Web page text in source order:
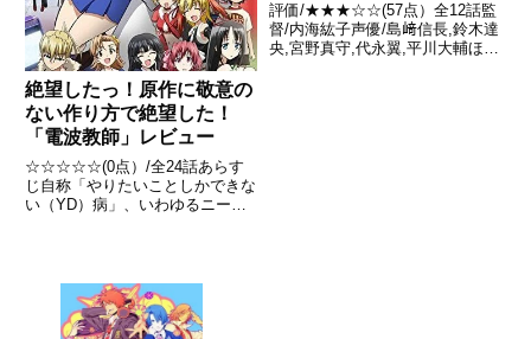
絶望したっ！原作に敬意の
ない作り方で絶望した！
「電波教師」レビュー
☆☆☆☆☆(0点）/全24話あらす
じ自称「やりたいことしかできな
い（YD）病」、いわゆるニート
れはまさかの……「教師」!? 教
育界を、日本を激震させる...
評価/★★★☆☆(57点）全12話監
督/内海紘子声優/島﨑信長,鈴木達
央,宮野真守,代永翼,平川大輔ほか